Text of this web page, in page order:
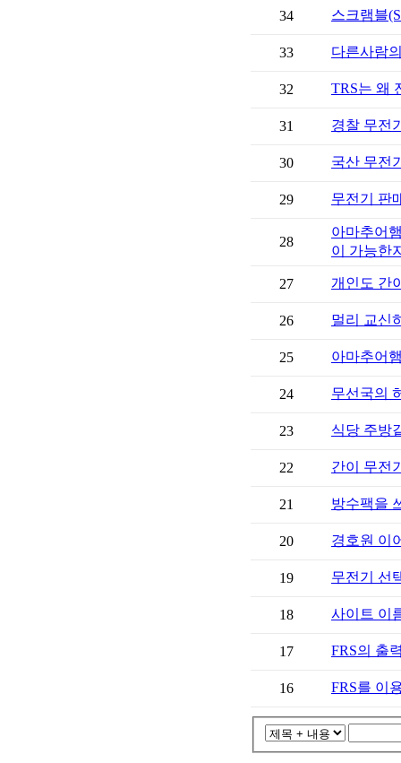
34 스크램블
33 다른사람
32 TRS는 왜
31 경찰 무전
30 국산 무전
29 무전기 판
28
이 가능한
27 개인도 간
26 멀리 교신
25 아마추어
24 무선국의
23 식당 주방
22 간이 무전
21 방수팩을
20 경호원 이
19 무전기 선
18 사이트 이
17 FRS의 출
16 FRS를 이